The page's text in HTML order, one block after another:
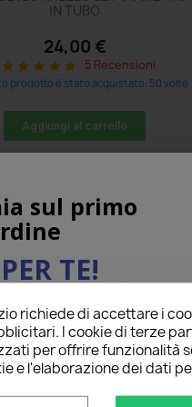
IN TUBO
24,00 €
star star star star star 5 Recensioni
prodotto è stato acquistato: 50 volte
Aggiungi al carrello
richiede di accettare i
I cookie di terze
per offrire funzionalità
e l'elaborazione dei dati
sul primo
TE!
qui sotto per ricevere il
sul tuo primo ordine!